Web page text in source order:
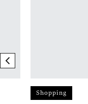
previous element
Shopping